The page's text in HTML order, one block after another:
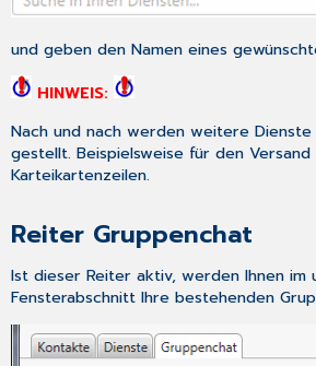
und geben den Namen eines
HINWEIS:
Nach und nach werden weitere
gestellt. Beispielsweise für den Versand
Karteikartenzeilen.
Reiter Gruppenchat
Ist dieser Reiter aktiv, werden Ihnen im
Fensterabschnitt Ihre bestehenden